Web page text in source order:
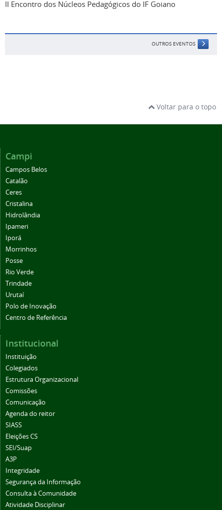
II Encontro dos Núcleos Pedagógicos do IF Goiano
OUTROS EVENTOS
Voltar para o topo
Campi
Campos Belos
Catalão
Ceres
Cristalina
Hidrolândia
Ipameri
Iporá
Morrinhos
Posse
Rio Verde
Trindade
Urutaí
Polo de Inovação
Centro de Referência
Institucional
Instituição
Colegiados
Estrutura Organizacional
Comissões
Comunicação
Agenda do reitor
SIASS
Eleições CS
SEI/Suap
A3P
Integridade
Segurança da Informação
Consulta à Comunidade
Atividade Disciplinar